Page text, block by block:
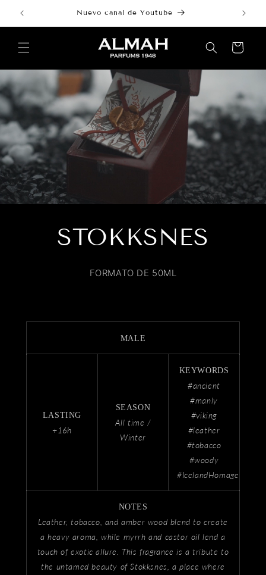
跳到内
容
Nuevo canal de Youtube
物
STOKKSNES
FORMATO DE 50ML
MALE
LASTING
+16h
SEASON
All time /
Winter
KEYWORDS
#ancient
#manly
#viking
#leather
#tobacco
#woody
#IcelandHomage
NOTES
Leather, tobacco, and amber wood blend to create
a heavy aroma, while myrrh and castor oil lend a
touch of exotic allure. This fragrance is a tribute to
the untamed beauty of Stokksnes, a place where